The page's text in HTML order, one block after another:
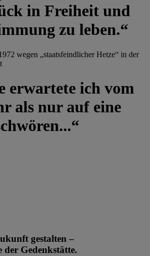
in Freiheit und
zu leben.“
wegen „staatsfeindlicher Hetze“ in der
erwartete ich vom
als nur auf eine
gestalten –
der Gedenkstätte.